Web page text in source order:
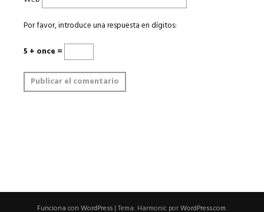
Por favor, introduce una respuesta en dígitos:
5 + once =
Funciona con WordPress | Tema: Harmonic porWordPress.com.